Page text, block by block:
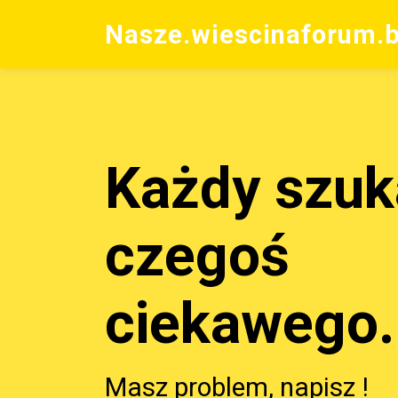
Każdy
czegoś
ciekawego.
Masz problem, napisz !